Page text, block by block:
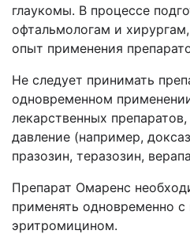
глаукомы. В процессе
офтальмологам и
опыт применения
Не следует принимать
одновременном
лекарственных
давление (например,
празозин, теразозин,
Препарат Омаренс
применять одновременно
эритромицином.